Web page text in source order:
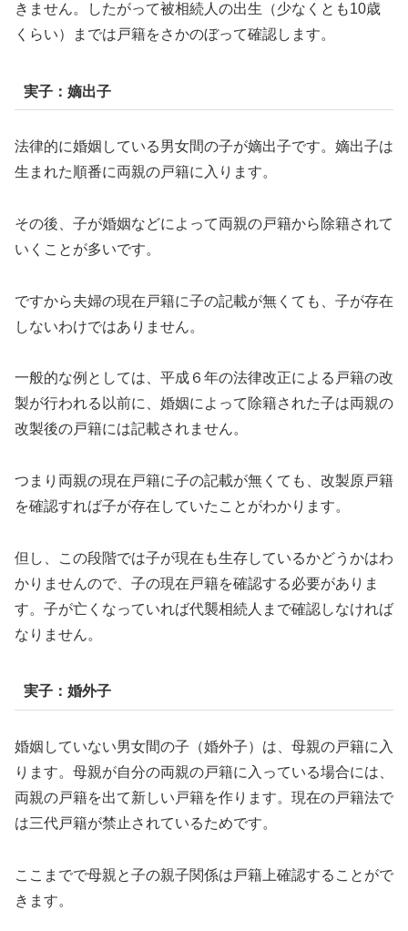
きません。したがって被相続人の出生（少なくとも10歳
くらい）までは戸籍をさかのぼって確認します。
実子：嫡出子
法律的に婚姻している男女間の子が嫡出子です。嫡出子は
生まれた順番に両親の戸籍に入ります。
その後、子が婚姻などによって両親の戸籍から除籍されて
いくことが多いです。
ですから夫婦の現在戸籍に子の記載が無くても、子が存在
しないわけではありません。
一般的な例としては、平成６年の法律改正による戸籍の改
製が行われる以前に、婚姻によって除籍された子は両親の
改製後の戸籍には記載されません。
つまり両親の現在戸籍に子の記載が無くても、改製原戸籍
を確認すれば子が存在していたことがわかります。
但し、この段階では子が現在も生存しているかどうかはわ
かりませんので、子の現在戸籍を確認する必要がありま
す。子が亡くなっていれば代襲相続人まで確認しなければ
なりません。
実子：婚外子
婚姻していない男女間の子（婚外子）は、母親の戸籍に入
ります。母親が自分の両親の戸籍に入っている場合には、
両親の戸籍を出て新しい戸籍を作ります。現在の戸籍法で
は三代戸籍が禁止されているためです。
ここまでで母親と子の親子関係は戸籍上確認することがで
きます。